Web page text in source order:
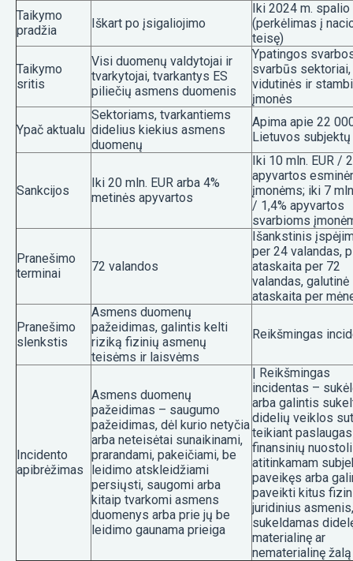
Taikymo
pradžia
Iškart po įsigaliojimo
Iki 2024 m. spalio
(perkėlimas į
teisę)
Taikymo
sritis
Visi duomenų valdytojai ir
tvarkytojai, tvarkantys ES
piliečių asmens duomenis
Ypatingos
svarbūs sektoriai,
vidutinės ir
įmonės
Ypač aktualu
Sektoriams, tvarkantiems
didelius kiekius asmens
duomenų
Apima apie 22
Lietuvos subjektų
Sankcijos
Iki 20 mln. EUR arba 4%
metinės apyvartos
Iki 10 mln. EUR /
apyvartos
įmonėms; iki 7
/ 1,4% apyvartos
svarbioms
Pranešimo
terminai
72 valandos
Išankstinis
per 24 valandas,
ataskaita per 72
valandas, galutinė
ataskaita per
Pranešimo
slenkstis
Asmens duomenų
pažeidimas, galintis kelti
riziką fizinių asmenų
teisėms ir laisvėms
Reikšmingas
Incidento
apibrėžimas
Asmens duomenų
pažeidimas – saugumo
pažeidimas, dėl kurio netyčia
arba neteisėtai sunaikinami,
prarandami, pakeičiami, be
leidimo atskleidžiami
persiųsti, saugomi arba
kitaip tvarkomi asmens
duomenys arba prie jų be
leidimo gaunama prieiga
| Reikšmingas
incidentas –
arba galintis
didelių veiklos
teikiant
finansinių
atitinkamam
paveikęs arba
paveikti kitus
juridinius asmenis,
sukeldamas
materialinę ar
nematerialinę žalą